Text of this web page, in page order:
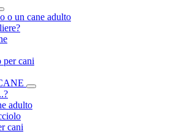
o un cane adulto
per cani
adulto
cani